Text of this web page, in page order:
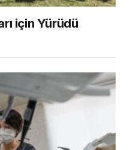
için Yürüdü